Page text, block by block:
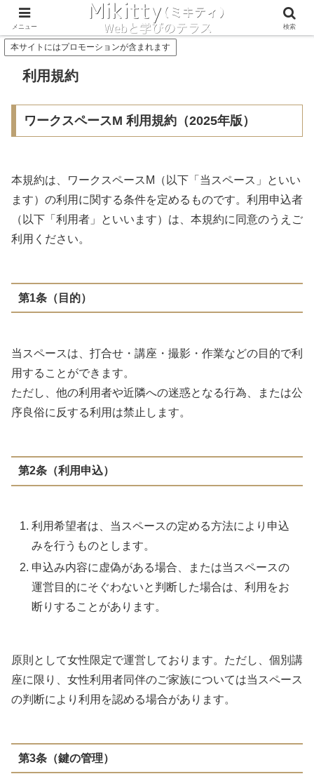
Concept Service
本サイトにはプロモーションが含まれます
利用規約
ワークスペースM 利用規約（2025年版）
本規約は、ワークスペースM（以下「当スペース」といい
ます）の利用に関する条件を定めるものです。利用申込者
（以下「利用者」といいます）は、本規約に同意のうえご
利用ください。
第1条（目的）
当スペースは、打合せ・講座・撮影・作業などの目的で利
用することができます。
ただし、他の利用者や近隣への迷惑となる行為、または公
序良俗に反する利用は禁止します。
第2条（利用申込）
利用希望者は、当スペースの定める方法により申込
みを行うものとします。
申込み内容に虚偽がある場合、または当スペースの
運営目的にそぐわないと判断した場合は、利用をお
断りすることがあります。
原則として女性限定で運営しております。ただし、個別講
座に限り、女性利用者同伴のご家族については当スペース
の判断により利用を認める場合があります。
第3条（鍵の管理）
メニュー 検索